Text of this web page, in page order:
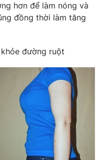
hơn để làm nóng và
đồng thời làm tăng
đường ruột